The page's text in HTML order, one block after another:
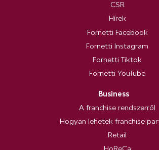
CSR
Hírek
Fornetti Facebook
Fornetti Instagram
Fornetti Tiktok
Fornetti YouTube
Business
A franchise rendszerről
Hogyan lehetek franchise
Retail